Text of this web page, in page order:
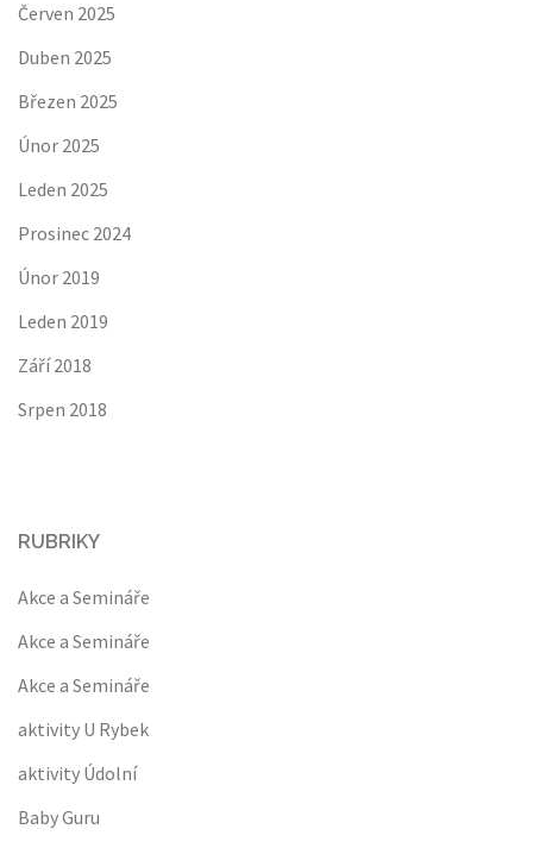
Červen 2025
Duben 2025
Březen 2025
Únor 2025
Leden 2025
Prosinec 2024
Únor 2019
Leden 2019
Září 2018
Srpen 2018
RUBRIKY
Akce a Semináře
Akce a Semináře
Akce a Semináře
aktivity U Rybek
aktivity Údolní
Baby Guru